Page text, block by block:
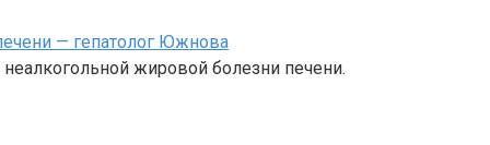
— гепатолог Южнова
жировой болезни печени.